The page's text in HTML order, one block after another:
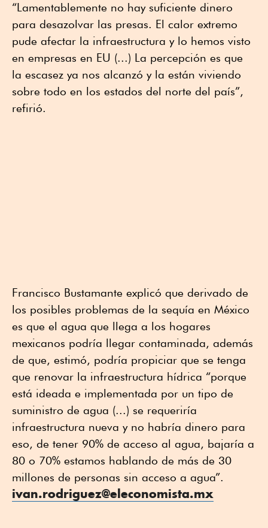
“Lamentablemente no hay suficiente dinero
para desazolvar las presas. El calor extremo
pude afectar la infraestructura y lo hemos visto
en empresas en EU (...) La percepción es que
la escasez ya nos alcanzó y la están viviendo
sobre todo en los estados del norte del país”,
refirió.
Francisco Bustamante explicó que derivado de
los posibles problemas de la sequía en México
es que el agua que llega a los hogares
mexicanos podría llegar contaminada, además
de que, estimó, podría propiciar que se tenga
que renovar la infraestructura hídrica “porque
está ideada e implementada por un tipo de
suministro de agua (...) se requeriría
infraestructura nueva y no habría dinero para
eso, de tener 90% de acceso al agua, bajaría a
80 o 70% estamos hablando de más de 30
millones de personas sin acceso a agua”.
ivan.rodriguez@eleconomista.mx